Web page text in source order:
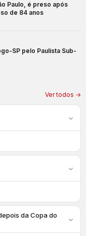
Paulo, é preso após
de 84 anos
SP pelo Paulista Sub-
Ver todos →
da Copa do